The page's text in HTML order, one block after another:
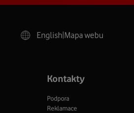
English Mapa webu
Kontakty
Podpora
Reklamace